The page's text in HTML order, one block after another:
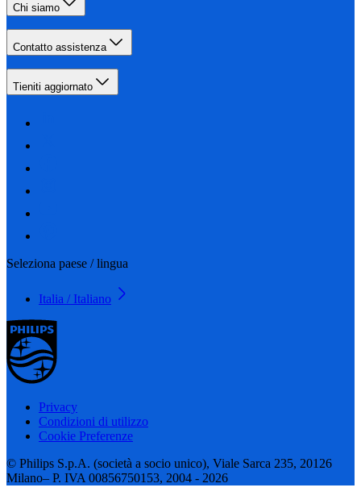
Chi siamo
Contatto assistenza
Tieniti aggiornato
Seleziona paese / lingua
Italia / Italiano
Privacy
Condizioni di utilizzo
Cookie Preferenze
© Philips S.p.A. (società a socio unico), Viale Sarca 235, 20126
Milano– P. IVA 00856750153, 2004 - 2026